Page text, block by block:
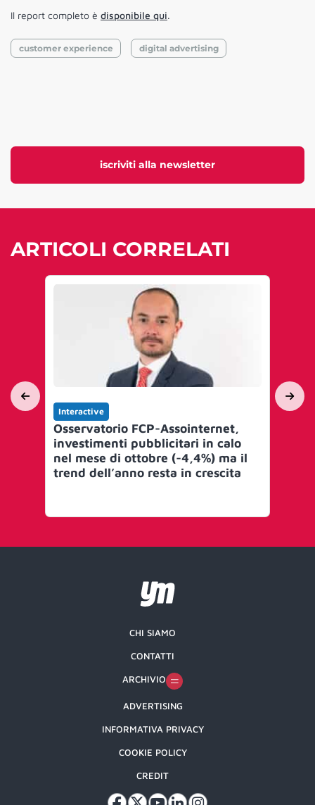
iscriviti alla newsletter
Il report completo è disponibile qui.
customer experience digital advertising
ARTICOLI CORRELATI
Interactive
Osservatorio FCP-Assointernet,
investimenti pubblicitari in calo
nel mese di ottobre (-4,4%) ma il
trend dell’anno resta in crescita
CHI SIAMO
CONTATTI
ARCHIVIO
ADVERTISING
INFORMATIVA PRIVACY
COOKIE POLICY
CREDIT